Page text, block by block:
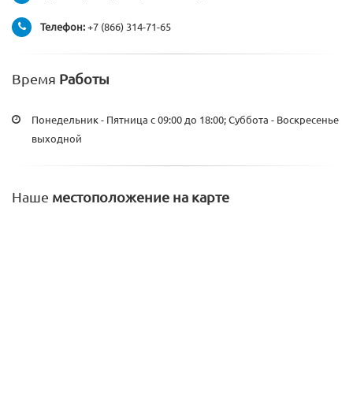
Телефон: +7 (866) 314-71-65
Время Работы
Понедельник - Пятница с 09:00 до 18:00; Суббота - Воскресенье
выходной
Наше местоположение на карте